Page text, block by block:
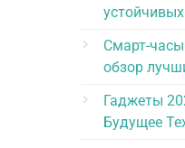
Смарт-
обзор
Гаджеты
Будущее